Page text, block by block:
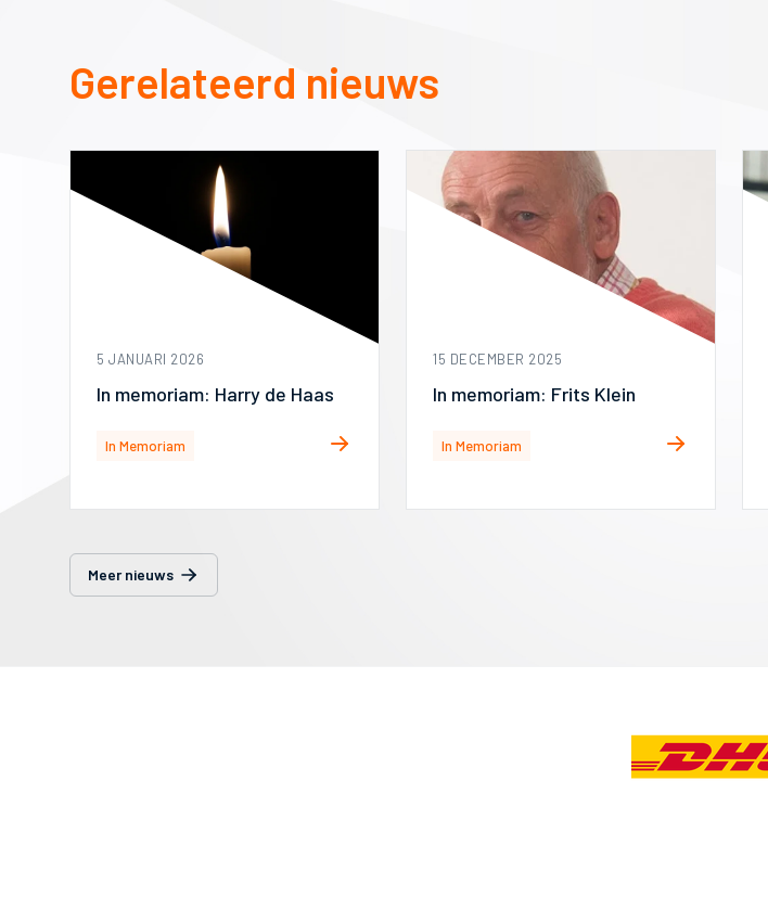
Gerelateerd nieuws
5 JANUARI 2026
In memoriam: Harry de Haas
In Memoriam
15 DECEMBER 2025
In memoriam: Frits Klein
In Memoriam
Meer nieuws